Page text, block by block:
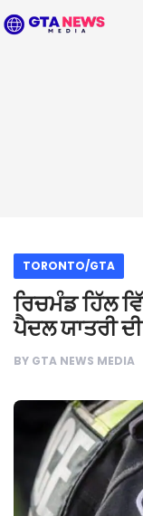
TORONTO/GTA
ਰਿਚਮੰਡ ਹਿੱਲ
ਪੈਦਲ ਯਾਤਰੀ
BY GTA NEWS MEDIA